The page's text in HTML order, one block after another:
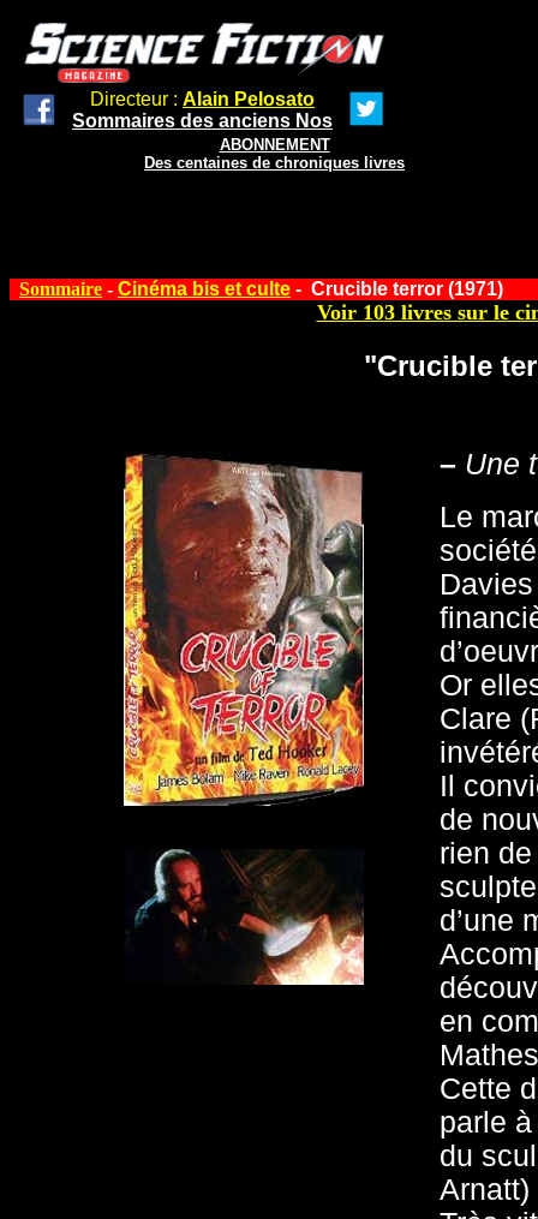
Directeur : Alain Pelosato
Sommaires des anciens Nos
ABONNEMENT
Des centaines de chroniques livres
Sommaire - Cinéma bis et culte - Crucible terror (1971)
Voir 103 livres sur le
"Crucible
– Une
Le
Or
Clare
Il
de
rien
d’une
en
Cette
parle
du
Arnatt)